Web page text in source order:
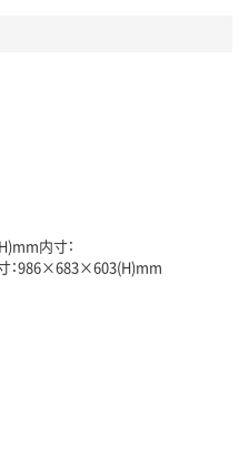
内寸：
：986×683×603(H)mm